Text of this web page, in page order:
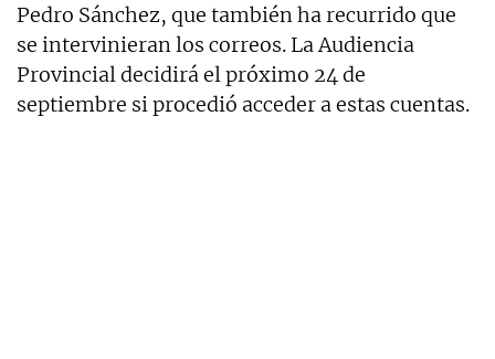
Pedro Sánchez, que también ha recurrido que
se intervinieran los correos. La Audiencia
Provincial decidirá el próximo 24 de
septiembre si procedió acceder a estas cuentas.